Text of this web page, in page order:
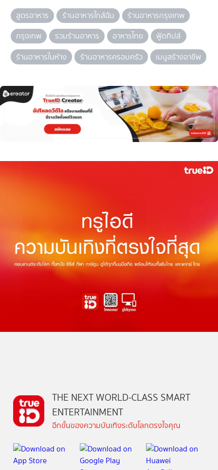
สูตรอาหาร ร้านอาหารใกล้ฉัน
ร้านอาหารกรุงเทพ
กรุงเทพ
รวมร้านอาหาร อาหารไทย
ฟู้ดทิปส์
ร้านอาหารในห้าง
ร้านอาหารครอบครัว เมนูสร้างอาชีพ
THE NEXT WORLD-CLASS SMART
ENTERTAINMENT
อีกขั้นของความบันเทิงระดับโลกตรงใจคุณ